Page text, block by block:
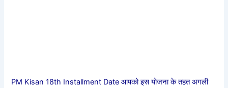
PM Kisan 18th Installment Date आपको इस योजना के तहत अगली